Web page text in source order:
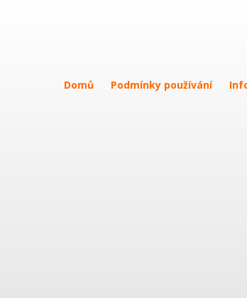
Domů
Podmínky používání